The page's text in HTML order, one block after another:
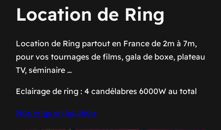
Location de Ring
Location de Ring partout en France de 2m à 7m,
pour vos tournages de films, gala de boxe, plateau
TV, séminaire …
Eclairage de ring : 4 candélabres 6000W au total
Nos rings en location